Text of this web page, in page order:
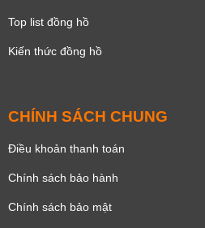
Top list đồng hồ
Kiến thức đồng hồ
CHÍNH SÁCH CHUNG
Điều khoản thanh toán
Chính sách bảo hành
Chính sách bảo mật